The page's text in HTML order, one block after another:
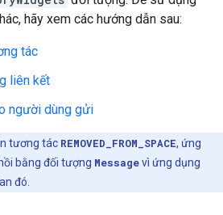
hãy xem các hướng dẫn sau:
tác
liên kết
người dùng gửi
tương tác REMOVED_FROM_SPACE, ứng
bằng đối tượng Messagevì ứng dụng
đó.